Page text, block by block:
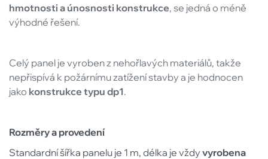
hmotnosti a únosnosti konstrukce, se jedná o méně
výhodné řešení.
Celý panel je vyroben z nehořlavých materiálů, takže
nepřispívá k požárnímu zatížení stavby a je hodnocen
jako konstrukce typu dp1.
Rozměry a provedení
Standardní šířka panelu je 1 m, délka je vždy vyrobena